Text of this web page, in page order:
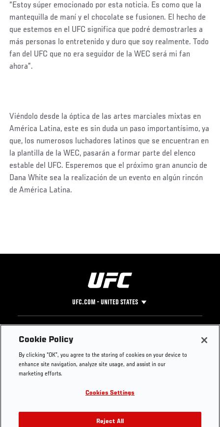
“Estoy súper emocionado por esta noticia. Es como que la
mantequilla de maní y el chocolate se fusionen. El hecho de
que estemos en el UFC significa que podré demostrarles a
más personas lo entretenido y duro que soy realmente. Todo
fan del UFC que no era seguidor de la WEC será mi fan
ahora”.
Viéndolo desde la óptica de las artes marciales mixtas en
América Latina, este es sin duda un paso importantísimo, ya
que, los numerosos luchadores latinos que se encuentran en
la plantilla de la WEC, pasarán a formar parte del elenco
estable del UFC. Esperemos que el próximo gran anuncio de
Dana White sea la realización de un evento en algún rincón
de América Latina.
UFC.COM - UNITED STATES
Footer
UFC
UFC Foundation
UFC Careers
Store
Instagram
YouTube
TikTok
Twitter
Press
Cookie Policy
By clicking “OK”, you agree to the storing of cookies on your device to
enhance site navigation, analyze site usage, and assist in our
marketing efforts.
Cookies Settings
Reject All